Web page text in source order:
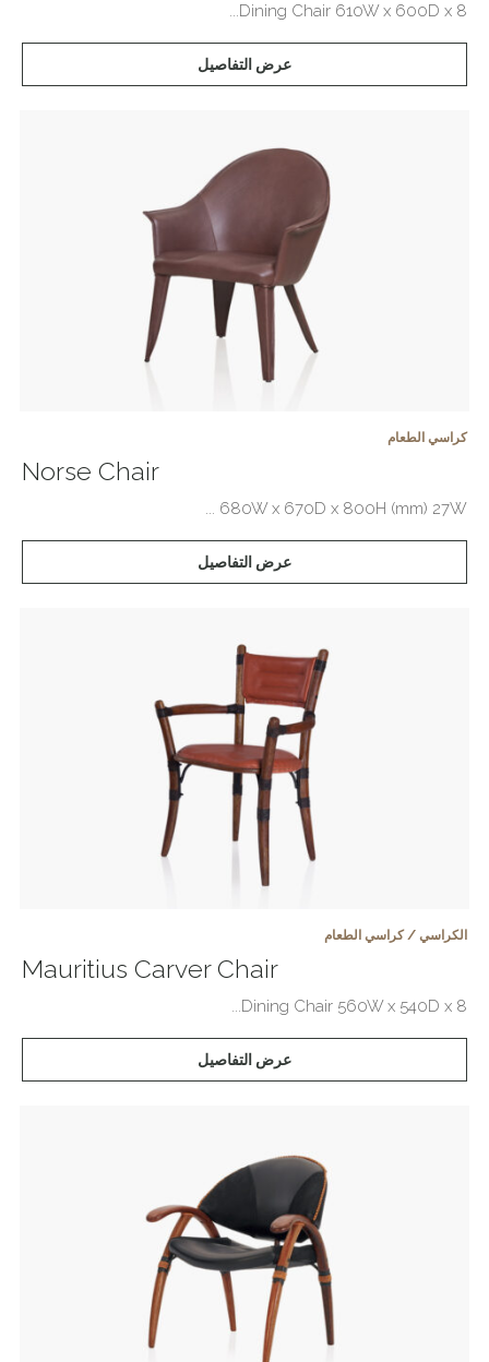
Dining Chair 610W x 600D x 8...
عرض التفاصيل
كراسي الطعام
Norse Chair
680W x 670D x 800H (mm) 27W ...
عرض التفاصيل
الكراسي / كراسي الطعام
Mauritius Carver Chair
Dining Chair 560W x 540D x 8...
عرض التفاصيل